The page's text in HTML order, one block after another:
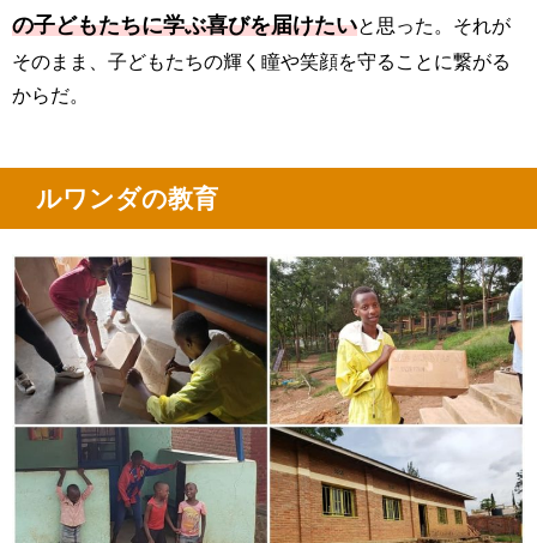
の子どもたちに学ぶ喜びを届けたいと思った。それが
そのまま、子どもたちの輝く瞳や笑顔を守ることに繋がる
からだ。
ルワンダの教育